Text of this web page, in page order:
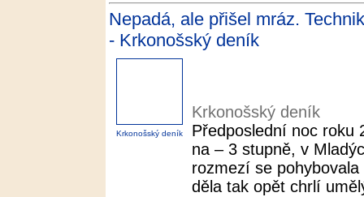
Nepadá, ale přišel mráz.
- Krkonošský deník
Krkonošský deník
Krkonošský deník
Předposlední noc roku
na – 3 stupně, v
rozmezí se
děla tak opět chrlí